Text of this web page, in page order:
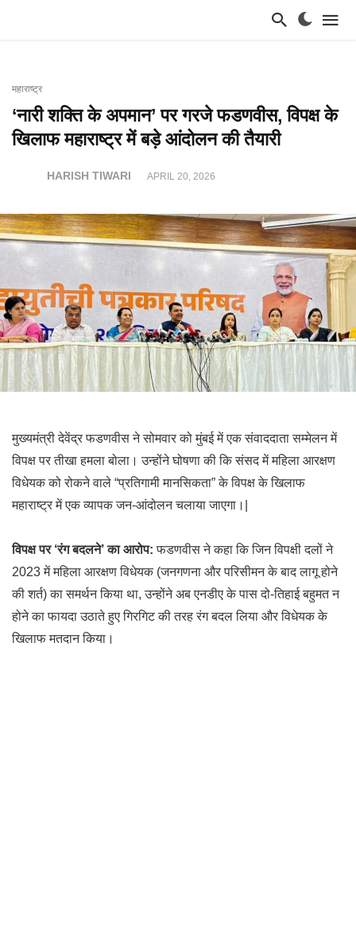
महाराष्ट्र
‘नारी शक्ति के अपमान’ पर गरजे फडणवीस, विपक्ष के
खिलाफ महाराष्ट्र में बड़े आंदोलन की तैयारी
HARISH TIWARI APRIL 20, 2026
मुख्यमंत्री देवेंद्र फडणवीस ने सोमवार को मुंबई में एक संवाददाता सम्मेलन में
विपक्ष पर तीखा हमला बोला। उन्होंने घोषणा की कि संसद में महिला आरक्षण
विधेयक को रोकने वाले “प्रतिगामी मानसिकता” के विपक्ष के खिलाफ
महाराष्ट्र में एक व्यापक जन-आंदोलन चलाया जाएगा।|
विपक्ष पर ‘रंग बदलने’ का आरोप: फडणवीस ने कहा कि जिन विपक्षी दलों ने
2023 में महिला आरक्षण विधेयक (जनगणना और परिसीमन के बाद लागू होने
की शर्त) का समर्थन किया था, उन्होंने अब एनडीए के पास दो-तिहाई बहुमत न
होने का फायदा उठाते हुए गिरगिट की तरह रंग बदल लिया और विधेयक के
खिलाफ मतदान किया।